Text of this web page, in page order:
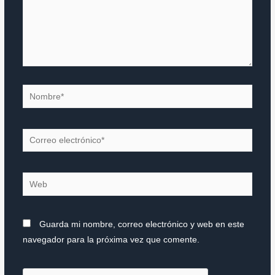
Nombre*
Correo
electrónico*
Web
Guarda mi nombre, correo electrónico y web en este
navegador para la próxima vez que comente.